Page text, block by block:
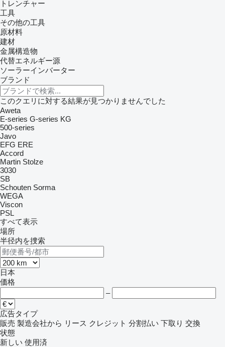
トレンチャー
工具
その他の工具
原材料
建材
金属構造物
代替エネルギー源
ソーラーインバーター
ブランド
このクエリに対する結果が見つかりませんでした
Aweta
E-series G-series KG
500-series
Javo
EFG ERE
Accord
Martin Stolze
3030
SB
Schouten Sorma
WEGA
Viscon
PSL
すべて表示
場所
半径内を捜索
日本
価格
–
広告タイプ
販売 製造会社から リース クレジット 分割払い 下取り 交換
状態
新しい 使用済